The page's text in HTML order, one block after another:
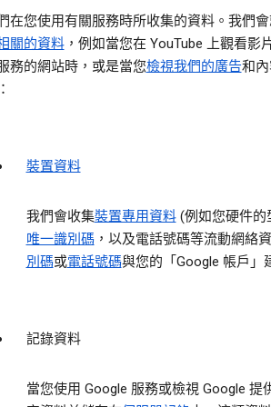
在您使用有關服務時所收集的資料。 我們
關的資料，例如當您在 YouTube 上觀看影
務的網站時，或是當您檢視我們的廣告和
裝置資料
我們會收集裝置專用資料(例如您硬件的
唯一識別碼，以及電話號碼等流動網絡
別碼或電話號碼與您的「Google 帳戶」
記錄資料
當您使用 Google 服務或檢視 Google